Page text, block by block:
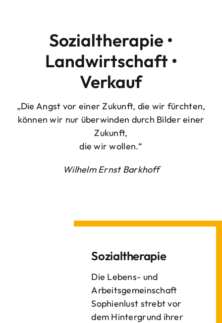
Sozialtherapie •
Landwirtschaft •
Verkauf
„Die Angst vor einer Zukunft, die wir fürchten,
können wir nur überwinden durch Bilder einer
Zukunft,
die wir wollen.“
Wilhelm Ernst Barkhoff
Sozialtherapie
Die Lebens- und
Arbeitsgemeinschaft
Sophienlust strebt vor
dem Hintergrund ihrer